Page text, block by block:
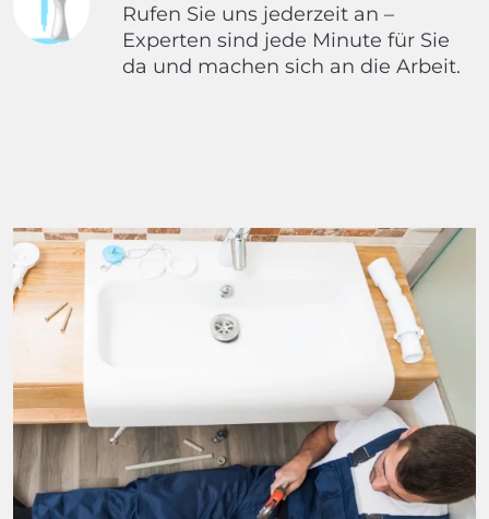
Rufen Sie uns jederzeit an –
Experten sind jede Minute für Sie
da und machen sich an die Arbeit.